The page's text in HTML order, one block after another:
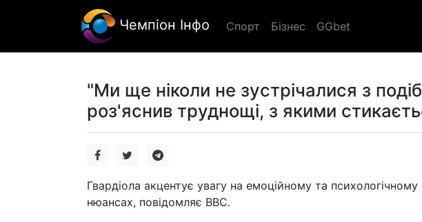
Чемпіон Інфо Спорт Бізнес GGbet
"Ми ще ніколи не зустрічалися з
роз'яснив труднощі, з якими
Гвардіола акцентує увагу на емоційному та
нюансах, повідомляє BBC.